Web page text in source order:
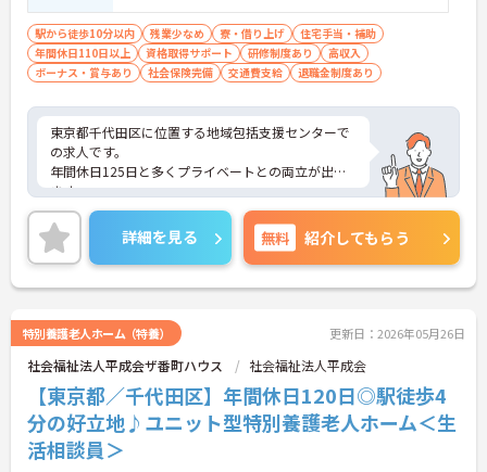
駅から徒歩10分以内 残業少なめ 寮・借り上げ
住宅手当・補助
年間休日110日以上
資格取得サポート 研修制度あり
高収入
ボーナス・賞与あり
社会保険完備 交通費支給 退職金制度あり
東京都千代田区に位置する地域包括支援センターで
の求人です。
年間休日125日と多くプライベートとの両立が出来
ます。
ご興味のある方はお気軽にお問い合わせ下さい。
詳細を見る 無料 紹介してもらう
特別養護老人ホーム（特養） 更新日：2026年05月26日
社会福祉法人平成会ザ番町ハウス 社会福祉法人平成会
【東京都／千代田区】年間休日120日◎駅徒歩4
分の好立地♪ユニット型特別養護老人ホーム＜生
活相談員＞